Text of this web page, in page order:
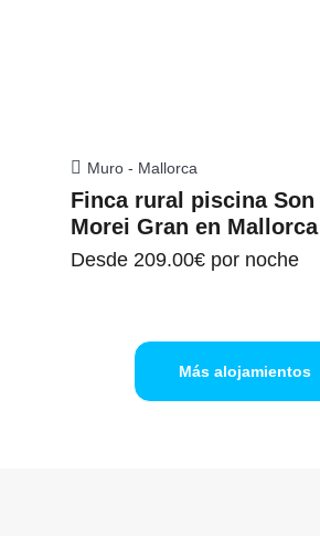
Muro - Mallorca
Finca rural piscina Son
Morei Gran en Mallorca
Desde 209.00€ por noche
Más alojamientos